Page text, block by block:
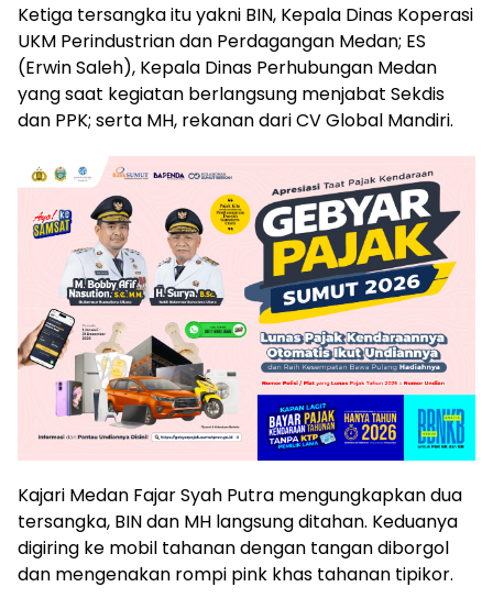
Ketiga tersangka itu yakni BIN, Kepala Dinas Koperasi
UKM Perindustrian dan Perdagangan Medan; ES
(Erwin Saleh), Kepala Dinas Perhubungan Medan
yang saat kegiatan berlangsung menjabat Sekdis
dan PPK; serta MH, rekanan dari CV Global Mandiri.
Kajari Medan Fajar Syah Putra mengungkapkan dua
tersangka, BIN dan MH langsung ditahan. Keduanya
digiring ke mobil tahanan dengan tangan diborgol
dan mengenakan rompi pink khas tahanan tipikor.